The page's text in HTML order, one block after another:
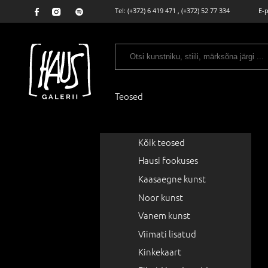
Tel: (+372) 6 419 471 , (+372) 52 77 334 E-
Teosed
Kõik teosed
Hausi fookuses
Kaasaegne kunst
Noor kunst
Vanem kunst
Viimati lisatud
Kinkekaart